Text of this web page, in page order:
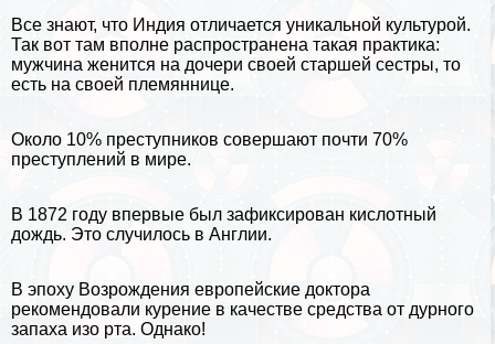
Все знают, что Индия отличается уникальной культурой.
Так вот там вполне распространена такая пpaктика:
мужчина женится на дочери своей старшей сестры, то
есть на своей племяннице.
Около 10% преступников совершают почти 70%
преступлений в мире.
В 1872 году впервые был зафиксирован кислотный
дождь. Это случилось в Англии.
В эпоху Возрождения европейские доктора
рекомендовали курение в качестве средства от дурного
запаха изо рта. Однако!